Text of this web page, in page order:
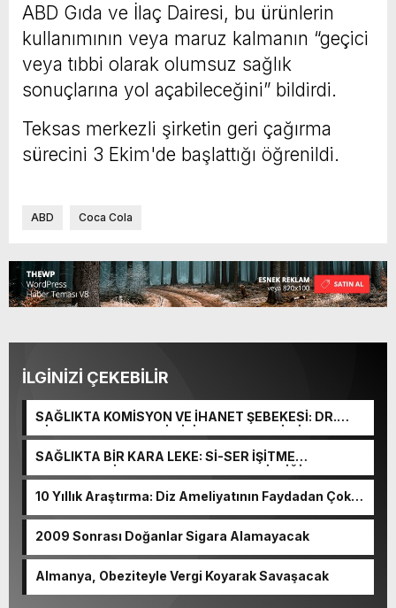
ABD Gıda ve İlaç Dairesi, bu ürünlerin
kullanımının veya maruz kalmanın “geçici
veya tıbbi olarak olumsuz sağlık
sonuçlarına yol açabileceğini” bildirdi.
Teksas merkezli şirketin geri çağırma
sürecini 3 Ekim'de başlattığı öğrenildi.
ABD Coca Cola
İLGİNİZİ ÇEKEBİLİR
SAĞLIKTA KOMİSYON VE İHANET ŞEBEKESİ: DR.
NİHAT URUÇ VE SEMİH İŞİTME MERKEZİ’NİN SGK
VURGUNU!
SAĞLIKTA BİR KARA LEKE: Sİ-SER İŞİTME
MERKEZLERİ VE MODERN UMUT TACİRLİĞİ
10 Yıllık Araştırma: Diz Ameliyatının Faydadan Çok
2009 Sonrası Doğanlar Sigara Alamayacak
Almanya, Obeziteyle Vergi Koyarak Savaşacak